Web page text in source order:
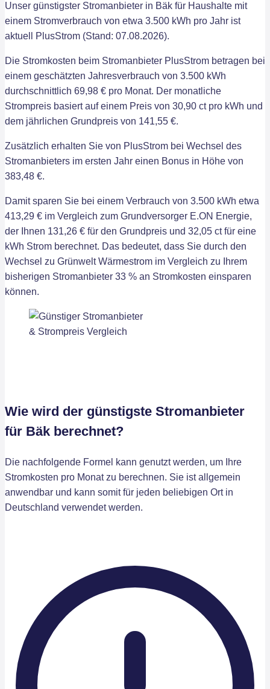
Unser günstigster Stromanbieter in Bäk für Haushalte mit
einem Stromverbrauch von etwa 3.500 kWh pro Jahr ist
aktuell PlusStrom (Stand: 07.08.2026).
Die Stromkosten beim Stromanbieter PlusStrom betragen bei
einem geschätzten Jahresverbrauch von 3.500 kWh
durchschnittlich 69,98 € pro Monat. Der monatliche
Strompreis basiert auf einem Preis von 30,90 ct pro kWh und
dem jährlichen Grundpreis von 141,55 €.
Zusätzlich erhalten Sie von PlusStrom bei Wechsel des
Stromanbieters im ersten Jahr einen Bonus in Höhe von
383,48 €.
Damit sparen Sie bei einem Verbrauch von 3.500 kWh etwa
413,29 € im Vergleich zum Grundversorger E.ON Energie,
der Ihnen 131,26 € für den Grundpreis und 32,05 ct für eine
kWh Strom berechnet. Das bedeutet, dass Sie durch den
Wechsel zu Grünwelt Wärmestrom im Vergleich zu Ihrem
bisherigen Stromanbieter 33 % an Stromkosten einsparen
können.
Wie wird der günstigste Stromanbieter
für Bäk berechnet?
Die nachfolgende Formel kann genutzt werden, um Ihre
Stromkosten pro Monat zu berechnen. Sie ist allgemein
anwendbar und kann somit für jeden beliebigen Ort in
Deutschland verwendet werden.